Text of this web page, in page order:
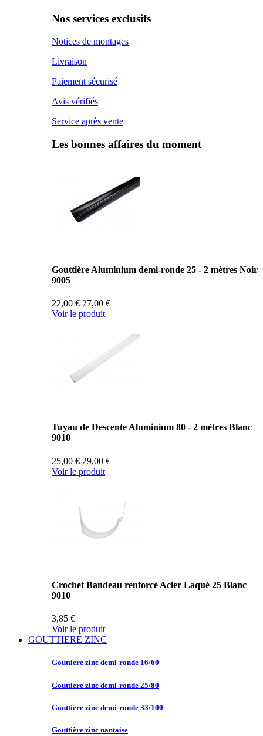
Nos services exclusifs
Notices de montages
Livraison
Paiement sécurisé
Avis vérifiés
Service après vente
Les bonnes affaires du moment
Gouttière Aluminium demi-ronde 25 - 2 mètres Noir
9005
22,00 € 27,00 €
Voir le produit
Tuyau de Descente Aluminium 80 - 2 mètres Blanc
9010
25,00 € 29,00 €
Voir le produit
Crochet Bandeau renforcé Acier Laqué 25 Blanc
9010
3,85 €
Voir le produit
GOUTTIERE ZINC
Gouttière zinc demi-ronde 16/60
Gouttière zinc demi-ronde 25/80
Gouttière zinc demi-ronde 33/100
Gouttière zinc nantaise